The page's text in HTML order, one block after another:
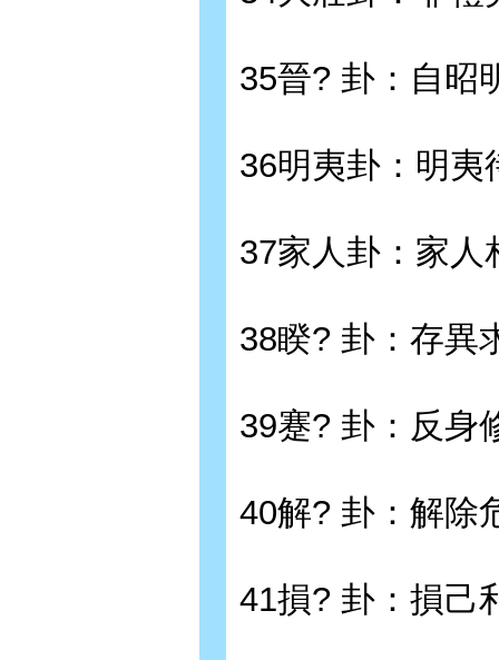
35晉? 卦：自昭
36明夷卦：明夷
37家人卦：家人
38睽? 卦：存異
39蹇? 卦：反身
40解? 卦：解除
41損? 卦：損己